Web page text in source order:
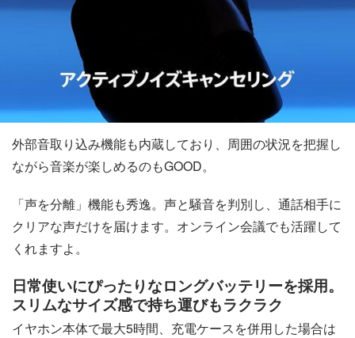
外部音取り込み機能も内蔵しており、周囲の状況を把握し
ながら音楽が楽しめるのもGOOD。
「声を分離」機能も秀逸。声と騒音を判別し、通話相手に
クリアな声だけを届けます。オンライン会議でも活躍して
くれますよ。
日常使いにぴったりなロングバッテリーを採用。
スリムなサイズ感で持ち運びもラクラク
イヤホン本体で最大5時間、充電ケースを併用した場合は